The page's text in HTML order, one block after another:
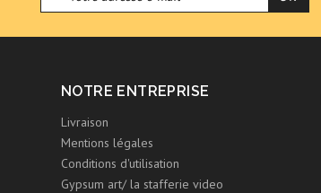
NOTRE ENTREPRISE
Livraison
Mentions légales
Conditions d'utilisation
Gypsum art/ la stafferie video